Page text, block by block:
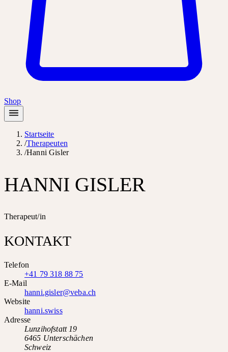
Shop
Startseite
/Therapeuten
/Hanni Gisler
HANNI GISLER
Therapeut/in
KONTAKT
Telefon
+41 79 318 88 75
E-Mail
hanni.gisler@veba.ch
Website
hanni.swiss
Adresse
Lunzihofstatt 19
6465 Unterschächen
Schweiz